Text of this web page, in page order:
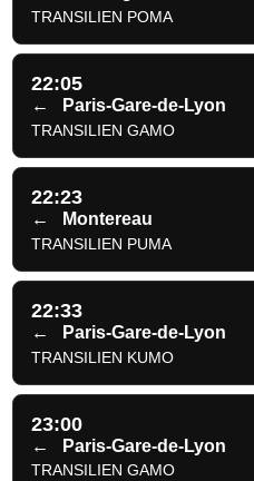
TRANSILIEN POMA
22:05
← Paris-Gare-de-Lyon
TRANSILIEN GAMO
22:23
← Montereau
TRANSILIEN PUMA
22:33
← Paris-Gare-de-Lyon
TRANSILIEN KUMO
23:00
← Paris-Gare-de-Lyon
TRANSILIEN GAMO